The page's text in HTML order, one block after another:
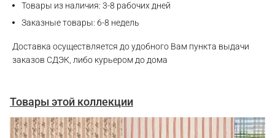
Товары из наличия: 3-8 рабочих дней
Заказные товары: 6-8 недель
Доставка осуществляется до удобного Вам пункта выдачи
заказов СДЭК, либо курьером до дома
Товары этой коллекции